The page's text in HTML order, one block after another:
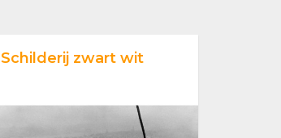
Schilderij zwart wit